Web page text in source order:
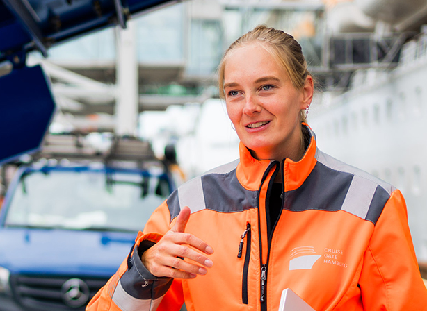
Center der HPA
aller Verkehrsmeldungen im Hafen am